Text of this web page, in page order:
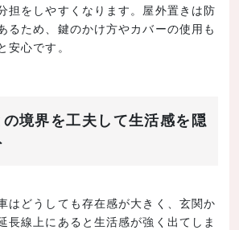
担をしやすくなります。屋外置きは防
るため、鍵のかけ方やカバーの使用も
心です。
境界を工夫して生活感を隠
はどうしても存在感が大きく、玄関か
長線上にあると生活感が強く出てしま